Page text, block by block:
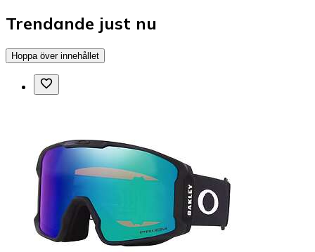
Trendande just nu
Hoppa över innehållet